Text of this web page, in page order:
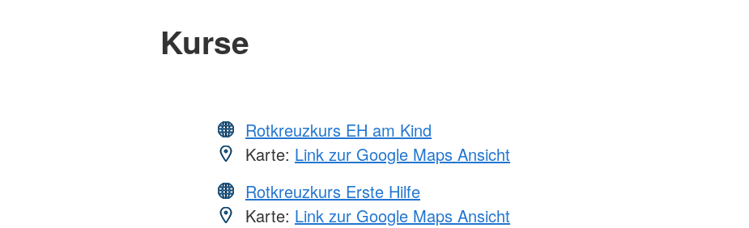
Kurse
Rotkreuzkurs EH am Kind
Karte: Link zur Google Maps Ansicht
Rotkreuzkurs Erste Hilfe
Karte: Link zur Google Maps Ansicht